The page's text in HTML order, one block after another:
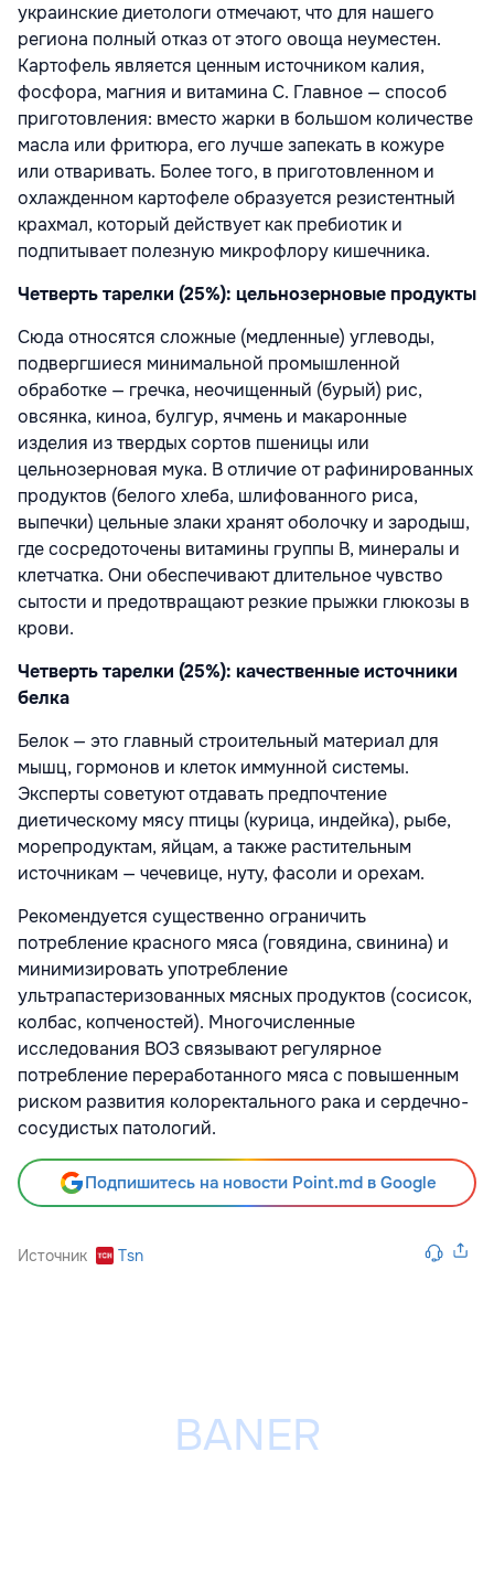
украинские диетологи отмечают, что для нашего
региона полный отказ от этого овоща неуместен.
Картофель является ценным источником калия,
фосфора, магния и витамина C. Главное — способ
приготовления: вместо жарки в большом количестве
масла или фритюра, его лучше запекать в кожуре
или отваривать. Более того, в приготовленном и
охлажденном картофеле образуется резистентный
крахмал, который действует как пребиотик и
подпитывает полезную микрофлору кишечника.
Четверть тарелки (25%): цельнозерновые продукты
Сюда относятся сложные (медленные) углеводы,
подвергшиеся минимальной промышленной
обработке — гречка, неочищенный (бурый) рис,
овсянка, киноа, булгур, ячмень и макаронные
изделия из твердых сортов пшеницы или
цельнозерновая мука. В отличие от рафинированных
продуктов (белого хлеба, шлифованного риса,
выпечки) цельные злаки хранят оболочку и зародыш,
где сосредоточены витамины группы B, минералы и
клетчатка. Они обеспечивают длительное чувство
сытости и предотвращают резкие прыжки глюкозы в
крови.
Четверть тарелки (25%): качественные источники
белка
Белок — это главный строительный материал для
мышц, гормонов и клеток иммунной системы.
Эксперты советуют отдавать предпочтение
диетическому мясу птицы (курица, индейка), рыбе,
морепродуктам, яйцам, а также растительным
источникам — чечевице, нуту, фасоли и орехам.
Рекомендуется существенно ограничить
потребление красного мяса (говядина, свинина) и
минимизировать употребление
ультрапастеризованных мясных продуктов (сосисок,
колбас, копченостей). Многочисленные
исследования ВОЗ связывают регулярное
потребление переработанного мяса с повышенным
риском развития колоректального рака и сердечно-
сосудистых патологий.
Подпишитесь на новости Point.md в Google
Источник Tsn